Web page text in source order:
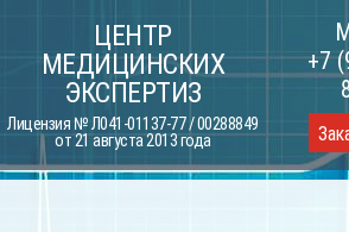
content
ЦЕНТР
МЕДИЦИНСКИХ
ЭКСПЕРТИЗ
Лицензия № Л041-01137-77 / 00288849
от 21 августа 2013 года
+7